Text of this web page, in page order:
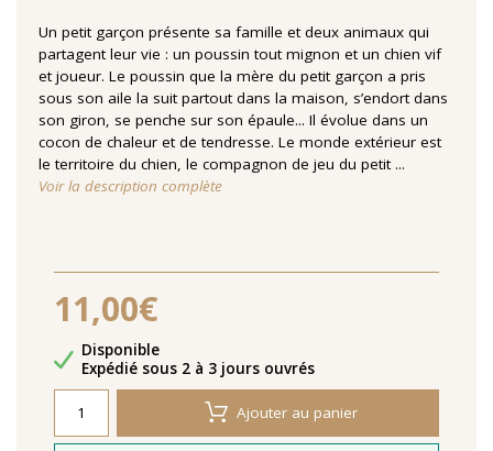
Un petit garçon présente sa famille et deux animaux qui
partagent leur vie : un poussin tout mignon et un chien vif
et joueur. Le poussin que la mère du petit garçon a pris
sous son aile la suit partout dans la maison, s’endort dans
son giron, se penche sur son épaule... Il évolue dans un
cocon de chaleur et de tendresse. Le monde extérieur est
le territoire du chien, le compagnon de jeu du petit ...
Voir la description complète
11,00€
Disponibilité
Disponible
Délais de livraison
Expédié sous 2 à 3 jours ouvrés
Ajouter au panier